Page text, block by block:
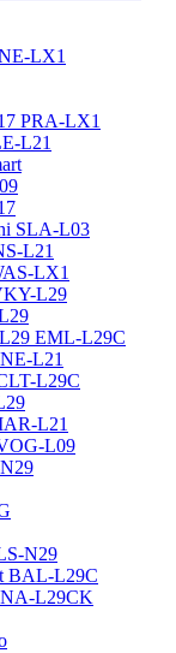
LX1
PRA-LX1
L21
SLA-L03
L21
LX1
L29
EML-L29C
L21
L29C
L21
L09
N29
BAL-L29C
L29CK